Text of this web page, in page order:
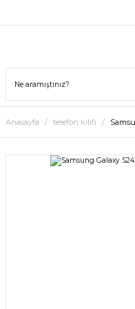
Anasayfa telefon kılıfı